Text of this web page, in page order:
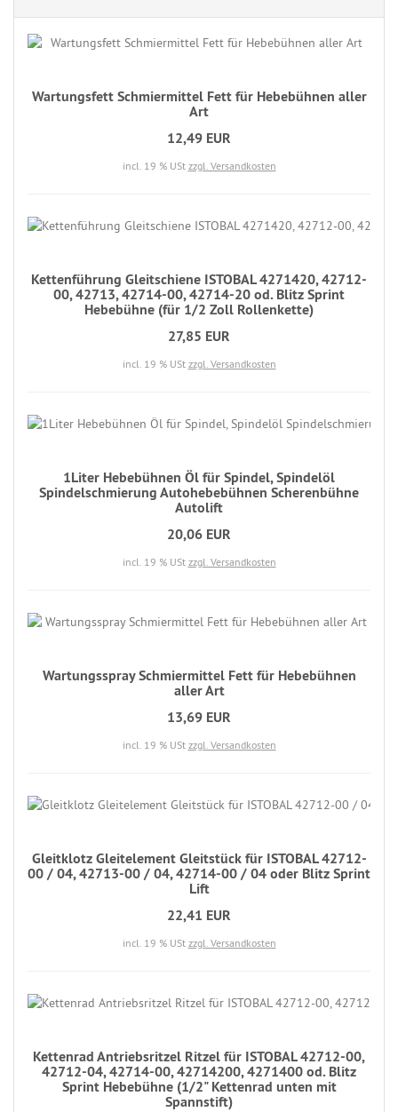
Wartungsfett Schmiermittel Fett für Hebebühnen aller
Art
12,49 EUR
incl. 19 % USt zzgl. Versandkosten
Kettenführung Gleitschiene ISTOBAL 4271420, 42712-
00, 42713, 42714-00, 42714-20 od. Blitz Sprint
Hebebühne (für 1/2 Zoll Rollenkette)
27,85 EUR
incl. 19 % USt zzgl. Versandkosten
1Liter Hebebühnen Öl für Spindel, Spindelöl
Spindelschmierung Autohebebühnen Scherenbühne
Autolift
20,06 EUR
incl. 19 % USt zzgl. Versandkosten
Wartungsspray Schmiermittel Fett für Hebebühnen
aller Art
13,69 EUR
incl. 19 % USt zzgl. Versandkosten
Gleitklotz Gleitelement Gleitstück für ISTOBAL 42712-
00 / 04, 42713-00 / 04, 42714-00 / 04 oder Blitz Sprint
Lift
22,41 EUR
incl. 19 % USt zzgl. Versandkosten
Kettenrad Antriebsritzel Ritzel für ISTOBAL 42712-00,
42712-04, 42714-00, 42714200, 4271400 od. Blitz
Sprint Hebebühne (1/2" Kettenrad unten mit
Spannstift)